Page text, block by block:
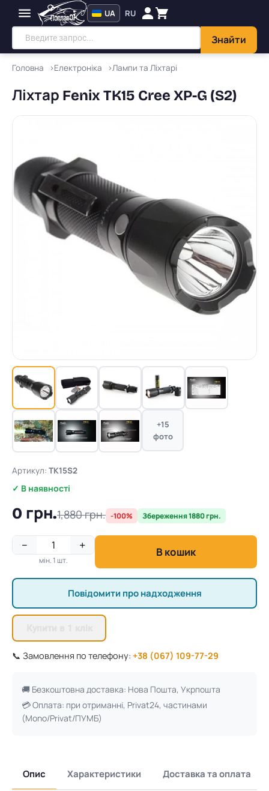
Знайти
UA RU
Головна Електроніка Лампи та Ліхтарі
Ліхтар Fenix TK15 Cree XP-G (S2)
+15
фото
Артикул: TK15S2
✓ В наявності
0 грн.1,880 грн. -100% Збереження 1880 грн.
− +
мін. 1 шт.
В кошик
Повідомити про надходження
📞 Замовлення по телефону: +38 (067) 109-77-29
🚚 Безкоштовна доставка: Нова Пошта, Укрпошта
💳 Оплата: при отриманні, Privat24, частинами
(Mono/Privat/ПУМБ)
Опис Характеристики Доставка та оплата